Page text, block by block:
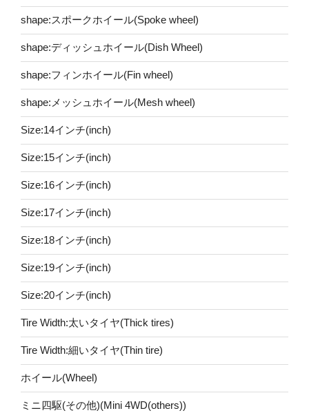
shape:スポークホイール(Spoke wheel)
shape:ディッシュホイール(Dish Wheel)
shape:フィンホイール(Fin wheel)
shape:メッシュホイール(Mesh wheel)
Size:14インチ(inch)
Size:15インチ(inch)
Size:16インチ(inch)
Size:17インチ(inch)
Size:18インチ(inch)
Size:19インチ(inch)
Size:20インチ(inch)
Tire Width:太いタイヤ(Thick tires)
Tire Width:細いタイヤ(Thin tire)
ホイール(Wheel)
ミニ四駆(その他)(Mini 4WD(others))